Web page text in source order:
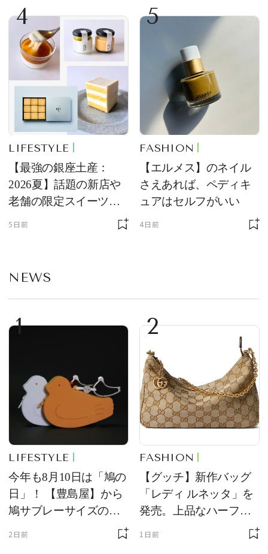
4
LIFESTYLE
【最強の銀座土産：
2026夏】話題の新店や
老舗の限定スイーツを
ゲット【＃SPURおやつ
5日前
5
FASHION
【エルメス】のネイル
さえあれば、ペディキ
ュアはセルフがいい
4日前
NEWS
1
LIFESTYLE
今年も8月10日は「鳩の
日」！ 【豊島屋】から
鳩サブレーサイズのポ
ーチ「はとっこ」を限
2日前
2
FASHION
【グッチ】新作バッグ
「レディ ルネッタ」を
発売。上品なハーフム
ーン型がスタイリング
1日前